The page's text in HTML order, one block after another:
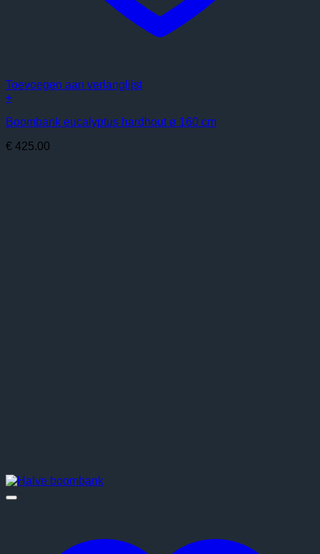
Toevoegen aan verlanglijst
+
Boombank eucalyptus hardhout ø 160 cm
€ 425.00